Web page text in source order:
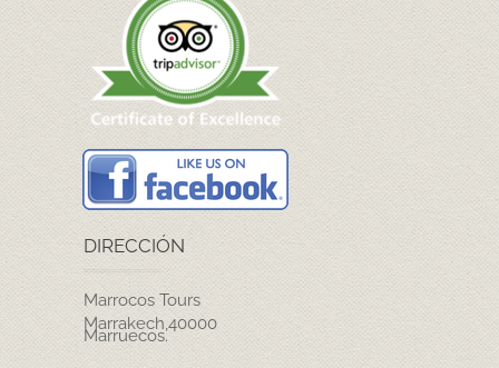
Marrocos Tours
Marrakech,40000
Marruecos.
DIRECCIÓN